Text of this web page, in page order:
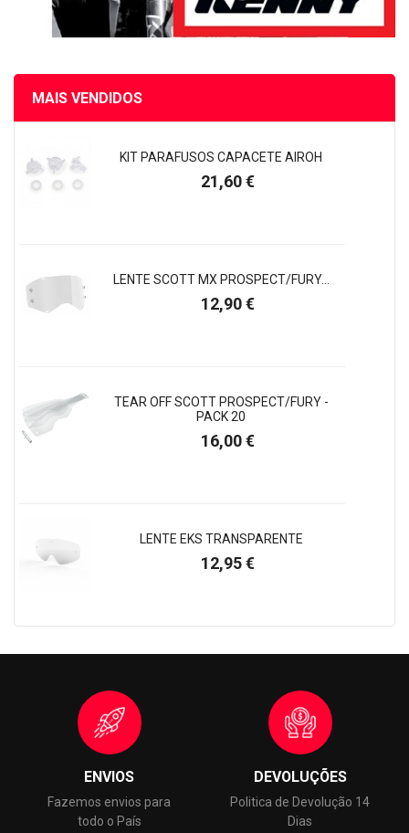
MAIS VENDIDOS
KIT PARAFUSOS CAPACETE AIROH
Preço
21,60 €
LENTE SCOTT MX PROSPECT/FURY...
Preço
12,90 €
TEAR OFF SCOTT PROSPECT/FURY -
PACK 20
Preço
16,00 €
LENTE EKS TRANSPARENTE
Preço
12,95 €
ENVIOS
Fazemos envios para
todo o País
DEVOLUÇÕES
Politica de Devolução 14
Dias